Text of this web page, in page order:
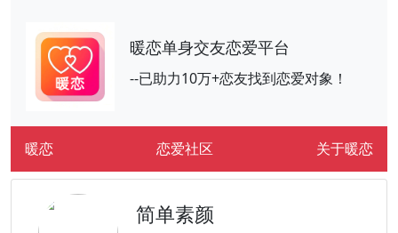
暖恋单身交友恋爱平台
--已助力10万+恋友找到恋爱对象！
暖恋 恋爱社区 关于暖恋
简单素颜